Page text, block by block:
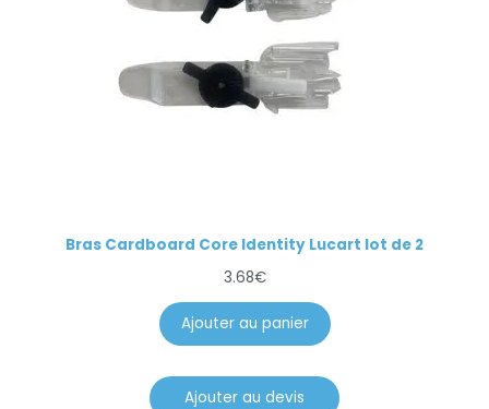
Bras Cardboard Core Identity Lucart lot de 2
3.68€
Ajouter au panier
Ajouter au devis